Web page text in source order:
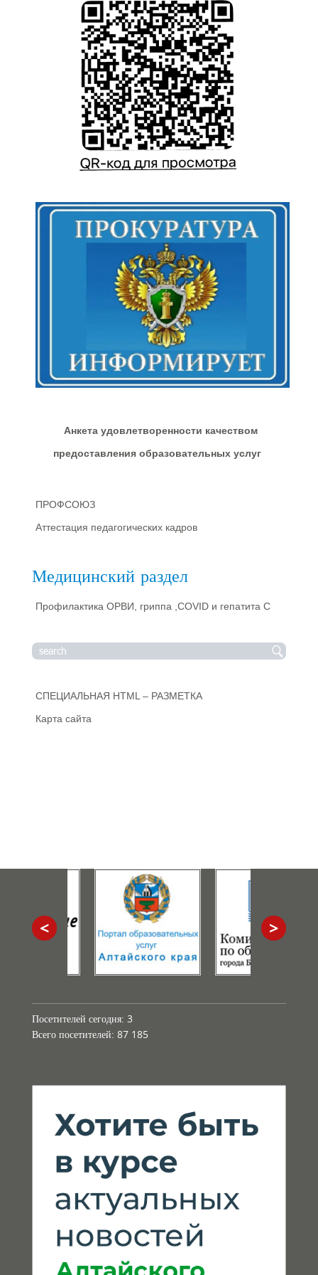
Анкета удовлетворенности качеством
предоставления образовательных услуг
ПРОФСОЮЗ
Аттестация педагогических кадров
Медицинский раздел
Профилактика ОРВИ, гриппа ,COVID и гепатита С
СПЕЦИАЛЬНАЯ HTML – РАЗМЕТКА
Карта сайта
< >
Посетителей сегодня: 3
Всего посетителей: 87 185